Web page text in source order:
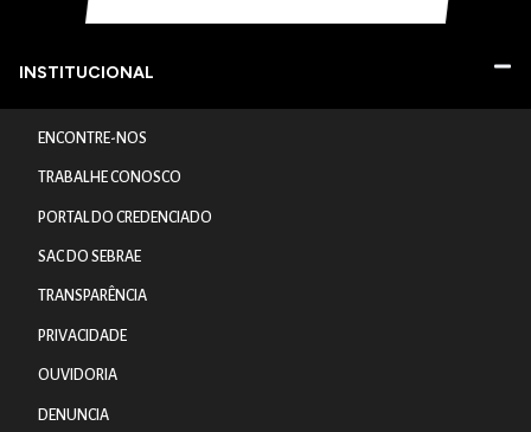
INSTITUCIONAL
ENCONTRE-NOS
TRABALHE CONOSCO
PORTAL DO CREDENCIADO
SAC DO SEBRAE
TRANSPARÊNCIA
PRIVACIDADE
OUVIDORIA
DENUNCIA